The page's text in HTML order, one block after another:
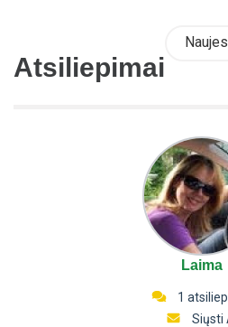
Atsiliepimai
Laima
1
Siųsti